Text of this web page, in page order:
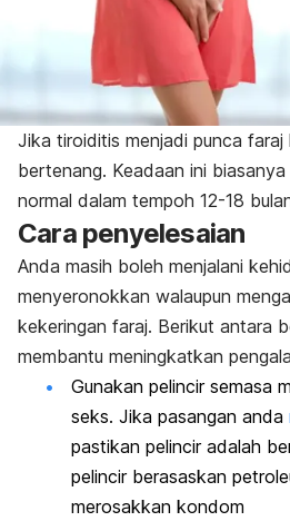
Jika tiroiditis menjadi punca faraj
bertenang. Keadaan ini
normal dalam tempoh 12-18
Cara penyelesaian
Anda masih boleh menjalani
menyeronokkan walaupun
kekeringan faraj. Berikut antara
membantu meningkatkan
Gunakan pelincir semasa
seks. Jika pasangan anda
pastikan pelincir adalah
pelincir berasaskan
merosakkan kondom